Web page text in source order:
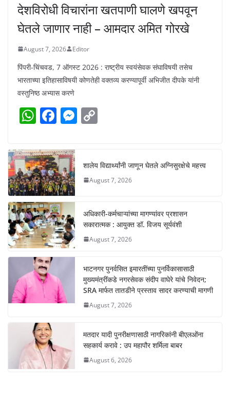
देशविरोधी विचारांना खतपाणी घालणे खपवून
घेतले जाणार नाही – आमदार अमित गोरखे
August 7, 2026 Editor
पिंपरी-चिंचवड, 7 ऑगस्ट 2026 : राष्ट्रीय स्वयंसेवक संघाविषयी तसेच
भारताच्या इतिहासाविषयी कोणतेही वक्तव्य करण्यापूर्वी अभिजीत दीपके यांनी
वस्तुनिष्ठ अभ्यास करणे
W
at
s
A
p
p
F
c
e
b
o
o
k
M
e
n
er
y
Li
k
शालेय विद्यार्थ्यांनी जाणून घेतले अग्निसुरक्षेचे महत्त्व
August 7, 2026
अधिकारी-कर्मचाऱ्यांच्या मागण्यांवर प्रशासन
सकारात्मक : आयुक्त डॉ. विजय सूर्यवंशी
August 7, 2026
भाटनगर पुनर्वसित इमारतींच्या पुनर्विकासासाठी
मुख्यमंत्रींकडे नगरसेवक संदीप वाघेरे यांचे निवेदन;
SRA मार्फत तातडीने प्रस्ताव सादर करण्याची मागणी
August 7, 2026
मतदार यादी पुनरीक्षणासाठी नागरिकांनी बीएलओंना
सहकार्य करावे : उप महापौर शर्मिला बाबर
August 6, 2026